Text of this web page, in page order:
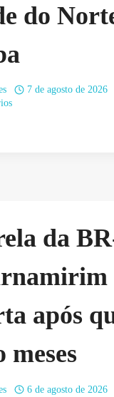
do
7 de agosto de 2026
da
após
meses
6 de agosto de 2026